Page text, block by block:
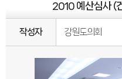
2010 예산심사 (
작성자 강원도의회